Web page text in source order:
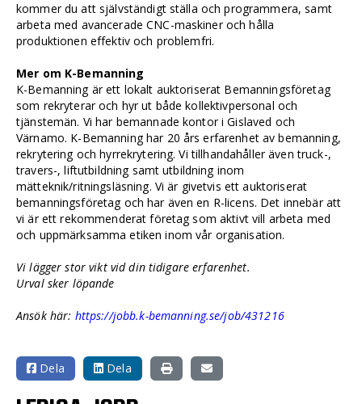
kommer du att självständigt ställa och programmera, samt
arbeta med avancerade CNC-maskiner och hålla
produktionen effektiv och problemfri.
Mer om K-Bemanning
K-Bemanning är ett lokalt auktoriserat Bemanningsföretag
som rekryterar och hyr ut både kollektivpersonal och
tjänstemän. Vi har bemannade kontor i Gislaved och
Värnamo. K-Bemanning har 20 års erfarenhet av bemanning,
rekrytering och hyrrekrytering. Vi tillhandahåller även truck-,
travers-, liftutbildning samt utbildning inom
mätteknik/ritningsläsning. Vi är givetvis ett auktoriserat
bemanningsföretag och har även en R-licens. Det innebär att
vi är ett rekommenderat företag som aktivt vill arbeta med
och uppmärksamma etiken inom vår organisation.
Vi lägger stor vikt vid din tidigare erfarenhet.
Urval sker löpande
Ansök här: https://jobb.k-bemanning.se/job/431216
Dela Dela